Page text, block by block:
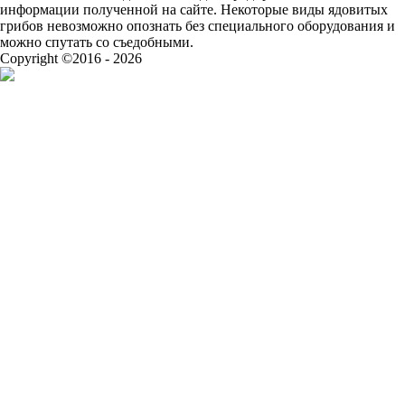
информации полученной на сайте. Некоторые виды ядовитых
грибов невозможно опознать без специального оборудования и
можно спутать со съедобными.
Copyright ©2016 - 2026